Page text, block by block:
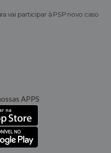
vai participar à PSP novo caso
APPS